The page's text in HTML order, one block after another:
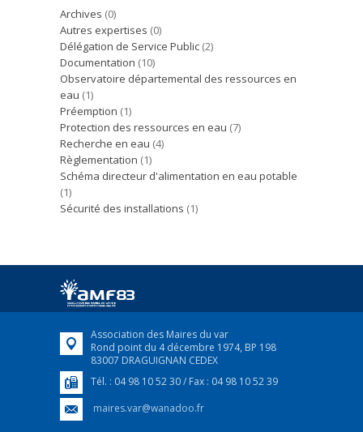
Archives (0)
Autres expertises (0)
Délégation de Service Public (2)
Documentation (10)
Observatoire départemental des ressources en
eau (1)
Préemption (1)
Protection des ressources en eau (7)
Recherche en eau (4)
Règlementation (1)
Schéma directeur d'alimentation en eau potable
(1)
Sécurité des installations (1)
Association des Maires du var
Rond point du 4 décembre 1974, BP 198
83007 DRAGUIGNAN CEDEX
Tél. : 04 98 10 52 30 / Fax : 04 98 10 52 39
maires.var@wanadoo.fr